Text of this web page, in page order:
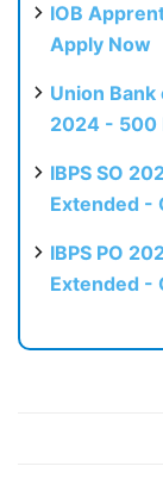
IOB
Apply Now
Union
2024 - 500
IBPS SO
Extended -
IBPS PO
Extended -